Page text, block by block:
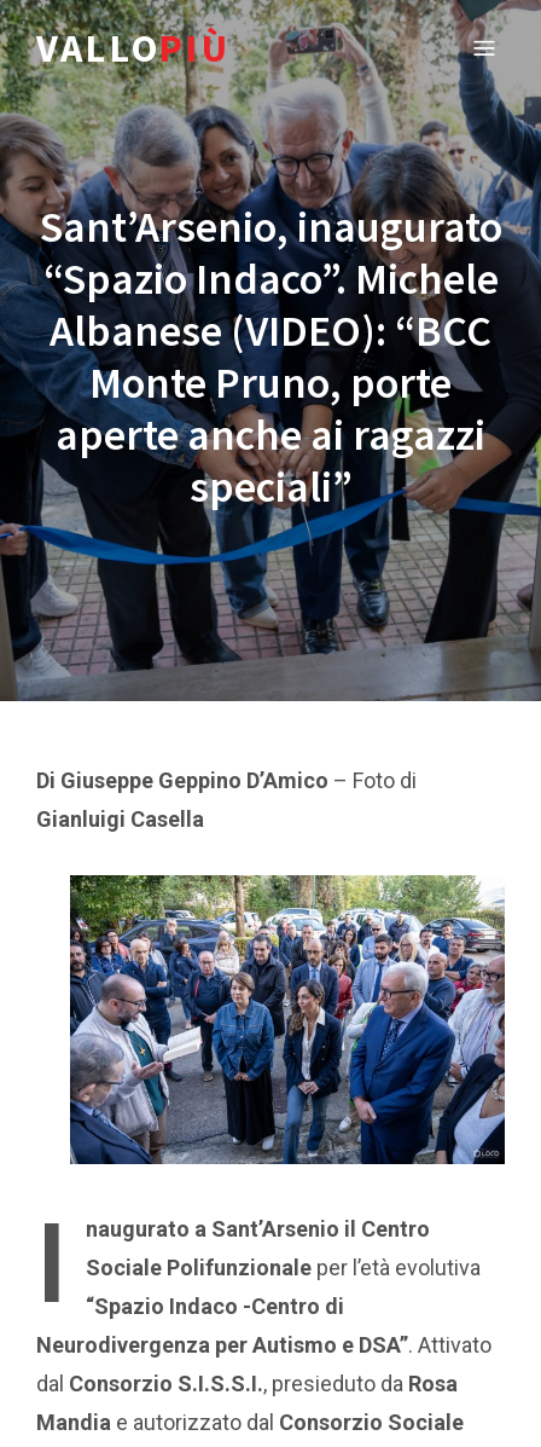
VALLOPIÙ
Sant’Arsenio, inaugurato
“Spazio Indaco”. Michele
Albanese (VIDEO): “BCC
Monte Pruno, porte
aperte anche ai ragazzi
speciali”
Di Giuseppe Geppino D’Amico – Foto di
Gianluigi Casella
I naugurato a Sant’Arsenio il Centro
Sociale Polifunzionale per l’età evolutiva
“Spazio Indaco -Centro di
Neurodivergenza per Autismo e DSA”. Attivato
dal Consorzio S.I.S.S.I., presieduto da Rosa
Mandia e autorizzato dal Consorzio Sociale